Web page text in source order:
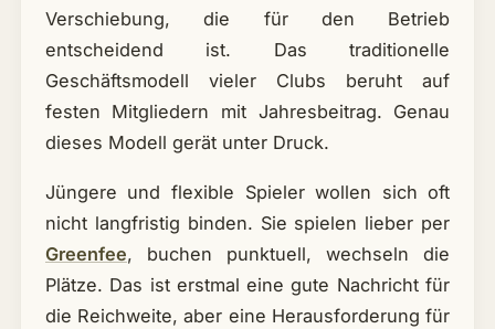
Verschiebung, die für den Betrieb
entscheidend ist. Das traditionelle
Geschäftsmodell vieler Clubs beruht auf
festen Mitgliedern mit Jahresbeitrag. Genau
dieses Modell gerät unter Druck.
Jüngere und flexible Spieler wollen sich oft
nicht langfristig binden. Sie spielen lieber per
Greenfee, buchen punktuell, wechseln die
Plätze. Das ist erstmal eine gute Nachricht für
die Reichweite, aber eine Herausforderung für